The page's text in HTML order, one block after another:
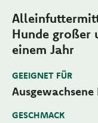
Hunde großer
einem Jahr
GEEIGNET FÜR
GESCHMACK